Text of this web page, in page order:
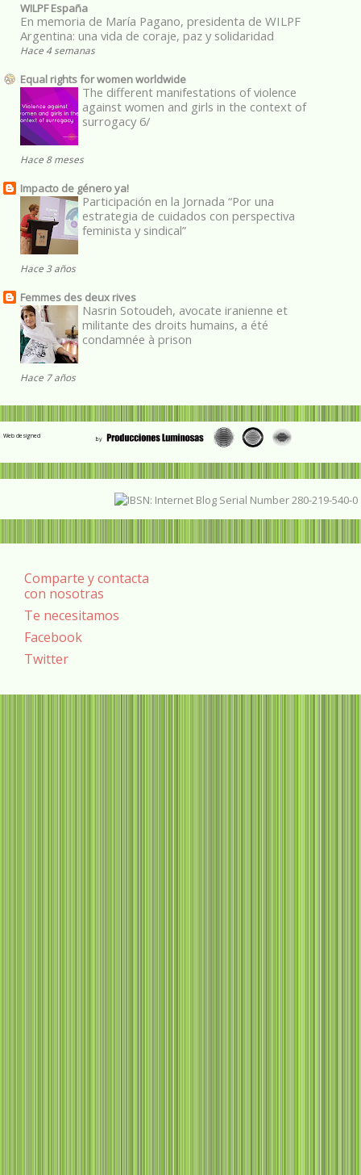
WILPF España
En memoria de María Pagano, presidenta de WILPF
Argentina: una vida de coraje, paz y solidaridad
Hace 4 semanas
Equal rights for women worldwide
The different manifestations of violence
against women and girls in the context of
surrogacy 6/
Hace 8 meses
Impacto de género ya!
Participación en la Jornada “Por una
estrategia de cuidados con perspectiva
feminista y sindical”
Hace 3 años
Femmes des deux rives
Nasrin Sotoudeh, avocate iranienne et
militante des droits humains, a été
condamnée à prison
Hace 7 años
Web designed
Comparte y contacta
con nosotras
Te necesitamos
Facebook
Twitter